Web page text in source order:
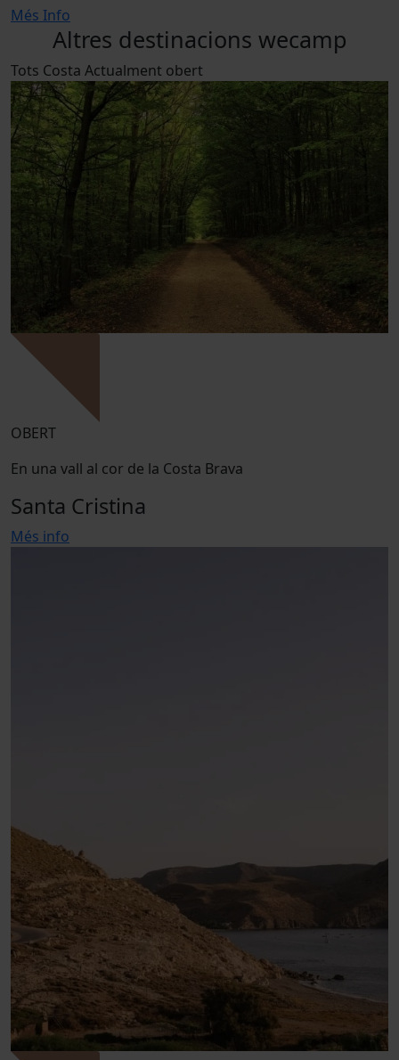
Més Info
Altres destinacions wecamp
Tots Costa Actualment obert
OBERT
En una vall al cor de la Costa Brava
Santa Cristina
Més info